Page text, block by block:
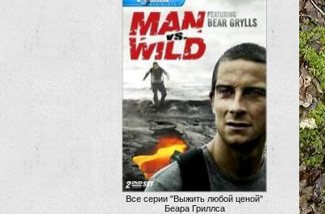
Все серии "Выжить любой ценой"
Беара Гриллса